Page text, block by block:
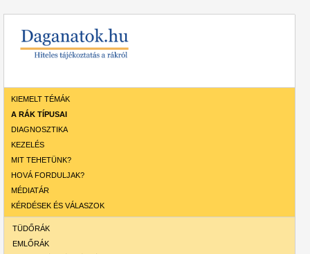
KIEMELT TÉMÁK
A RÁK TÍPUSAI
DIAGNOSZTIKA
KEZELÉS
MIT TEHETÜNK?
HOVÁ FORDULJAK?
MÉDIATÁR
KÉRDÉSEK ÉS VÁLASZOK
TÜDŐRÁK
EMLŐRÁK